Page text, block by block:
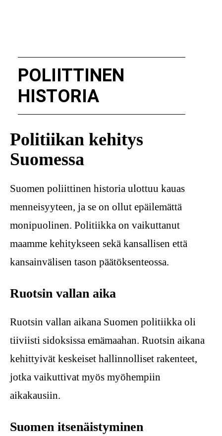
POLIITTINEN
HISTORIA
Politiikan kehitys
Suomessa
Suomen poliittinen historia ulottuu kauas
menneisyyteen, ja se on ollut epäilemättä
monipuolinen. Politiikka on vaikuttanut
maamme kehitykseen sekä kansallisen että
kansainvälisen tason päätöksenteossa.
Ruotsin vallan aika
Ruotsin vallan aikana Suomen politiikka oli
tiiviisti sidoksissa emämaahan. Ruotsin aikana
kehittyivät keskeiset hallinnolliset rakenteet,
jotka vaikuttivat myös myöhempiin
aikakausiin.
Suomen itsenäistyminen